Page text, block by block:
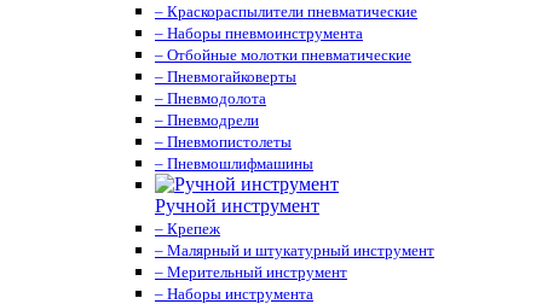
– Краскораспылители пневматические
– Наборы пневмоинструмента
– Отбойные молотки пневматические
– Пневмогайковерты
– Пневмодолота
– Пневмодрели
– Пневмопистолеты
– Пневмошлифмашины
Ручной инструмент
– Крепеж
– Малярный и штукатурный инструмент
– Мерительный инструмент
– Наборы инструмента